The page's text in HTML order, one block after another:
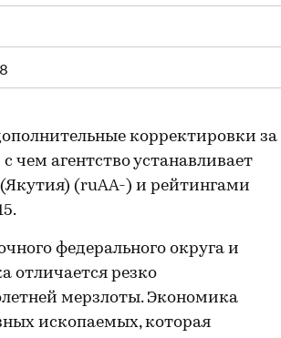
корректировки за
чем агентство устанавливает
(ruAA-) и рейтингами
федерального округа и
отличается резко
мерзлоты. Экономика
ископаемых, которая